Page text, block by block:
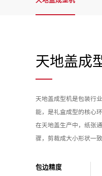
天地盖成
天地盖成型机是包装行
能，是礼盒成型的核心环
在天地盖生产中，纸张
骤，剪裁成大小形状一
包边精度